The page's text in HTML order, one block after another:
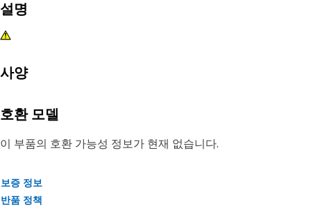
설명
사양
호환 모델
이 부품의 호환 가능성 정보가 현재 없습니다.
보증 정보
반품 정책